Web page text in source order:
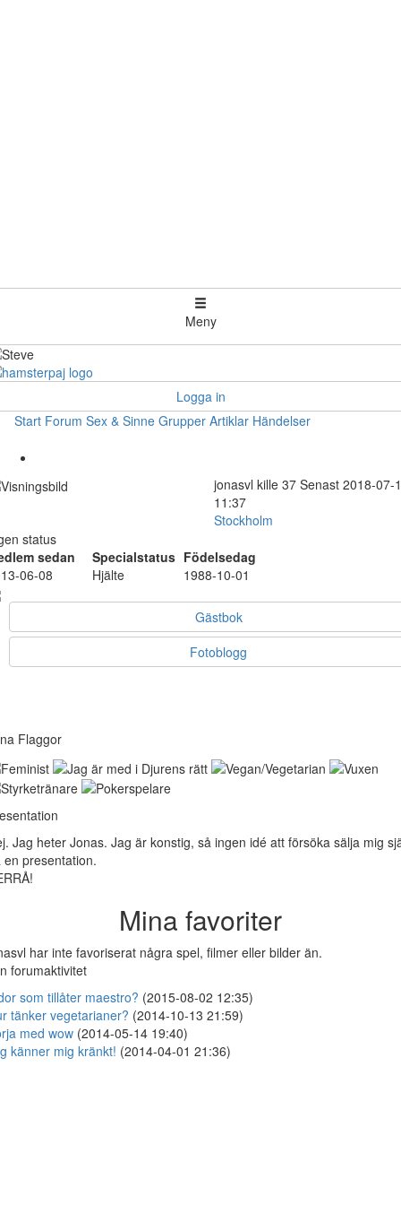
Meny
Logga in
Start Forum Sex & Sinne Grupper Artiklar Händelser
jonasvl kille 37 Senast 2018-07-
11:37
Stockholm
status
sedan
Specialstatus Födelsedag
06-08
Hjälte 1988-10-01
Gästbok
Fotoblogg
Flaggor
Jag heter Jonas. Jag är konstig, så ingen idé att försöka sälja mig
en presentation.
Mina favoriter
har inte favoriserat några spel, filmer eller bilder än.
forumaktivitet
som tillåter maestro? (2015-08-02 12:35)
tänker vegetarianer? (2014-10-13 21:59)
med wow (2014-05-14 19:40)
känner mig kränkt! (2014-04-01 21:36)